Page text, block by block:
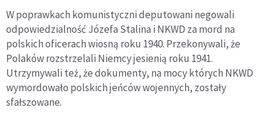
W poprawkach komunistyczni deputowani negowali
odpowiedzialność Józefa Stalina i NKWD za mord na
polskich oficerach wiosną roku 1940. Przekonywali, że
Polaków rozstrzelali Niemcy jesienią roku 1941.
Utrzymywali też, że dokumenty, na mocy których NKWD
wymordowało polskich jeńców wojennych, zostały
sfałszowane.